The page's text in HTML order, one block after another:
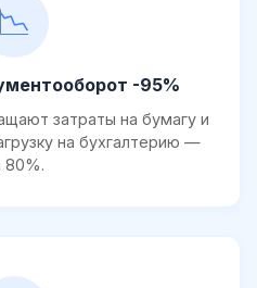
📉
-95%
затраты на бумагу и
на бухгалтерию —
80%.